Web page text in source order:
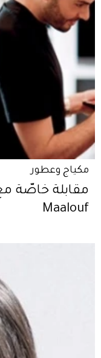
مكياج وعطور
Maalouf